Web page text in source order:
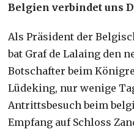
Belgien verbindet uns
Als Präsident der
bat Graf de Lalaing den
Botschafter beim
Lüdeking, nur wenige
Antrittsbesuch beim
Empfang auf Schloss